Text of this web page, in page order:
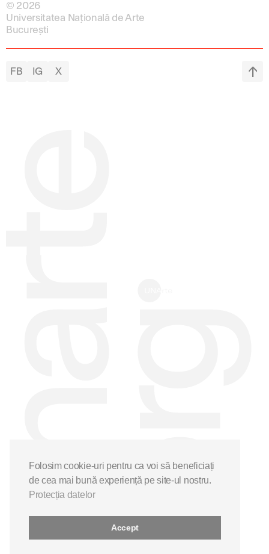
© 2026
Universitatea Națională de Arte
București
FB IG X
Folosim cookie-uri pentru ca voi să beneficiați
de cea mai bună experiență pe site-ul nostru.
Protecția datelor
Accept